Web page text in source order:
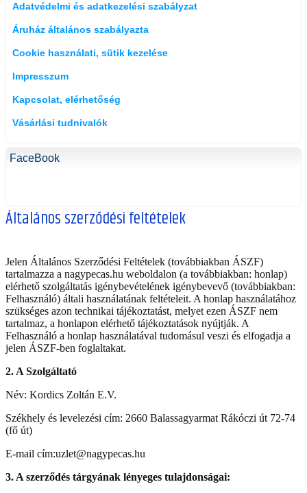
Adatvédelmi és adatkezelési szabályzat
Áruház általános szabályazta
Cookie használati, sütik kezelése
Impresszum
Kapcsolat, elérhetőség
Vásárlási tudnivalók
FaceBook
Általános szerződési feltételek
Jelen Általános Szerződési Feltételek (továbbiakban ÁSZF)
tartalmazza a nagypecas.hu weboldalon (a továbbiakban: honlap)
elérhető szolgáltatás igénybevételének igénybevevő (továbbiakban:
Felhasználó) általi használatának feltételeit. A honlap használatához
szükséges azon technikai tájékoztatást, melyet ezen ÁSZF nem
tartalmaz, a honlapon elérhető tájékoztatások nyújtják. A
Felhasználó a honlap használatával tudomásul veszi és elfogadja a
jelen ÁSZF-ben foglaltakat.
2. A Szolgáltató
Név: Kordics Zoltán E.V.
Székhely és levelezési cím: 2660 Balassagyarmat Rákóczi út 72-74
(fő út)
E-mail cím:uzlet@nagypecas.hu
3. A szerződés tárgyának lényeges tulajdonságai: